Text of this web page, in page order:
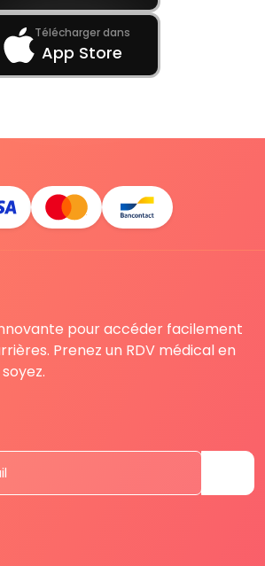
Télécharger dans
App Store
pour accéder facilement
Prenez un RDV médical en